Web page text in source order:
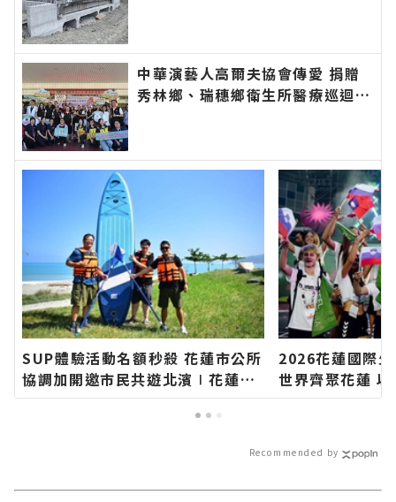
中華演藝人高爾夫協會傳愛 捐贈
秀林鄉、瑞穗鄉衛生所醫療巡迴車
的今日新聞報導 最新的在地資
SUP體驗活動名額秒殺 花蓮市公所
協調加開邀市民共遊北濱∣花蓮新
聞網官方網站各類新聞－最快速的
今日新聞報導 最新的在地資訊！
2026花蓮國際
世界齊聚花蓮
世界看見臺灣∣
Recommended by